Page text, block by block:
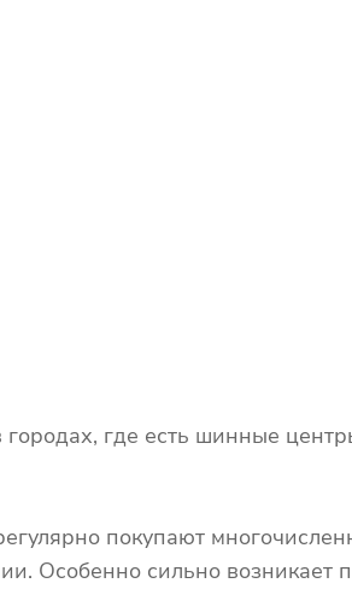
где есть шинные
покупают
Особенно сильно возникает